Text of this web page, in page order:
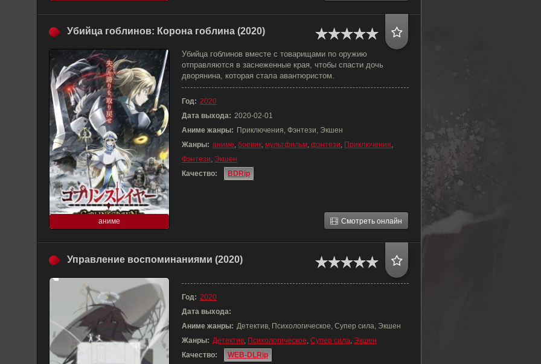
Убийца гоблинов: Корона гоблина (2020)
аниме
Убийца гоблинов вместе с товарищами по оружию
отправляются в заснеженные края, чтобы спасти дочь
дворянина, которая стала авантюристом.
Год: 2020
Дата выхода: 2020-02-01
Аниме жанры: Приключения, Фэнтези, Экшен
Жанры: аниме, боевик, мультфильм, фэнтези, Приключения,
Фэнтези, Экшен
Качество:
BDRip
Смотреть онлайн
Управление воспоминаниями (2020)
Год: 2020
Дата выхода:
Аниме жанры: Детектив, Психологическое, Супер сила, Экшен
Жанры: Детектив, Психологическое, Супер сила, Экшен
Качество:
WEB-DLRip